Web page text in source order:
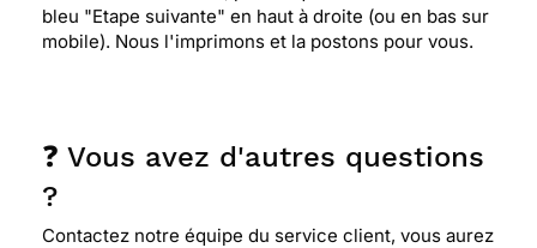
bleu "Etape suivante" en haut à droite (ou en bas sur
mobile). Nous l'imprimons et la postons pour vous.
❓ Vous avez d'autres questions
?
Contactez notre équipe du service client, vous aurez